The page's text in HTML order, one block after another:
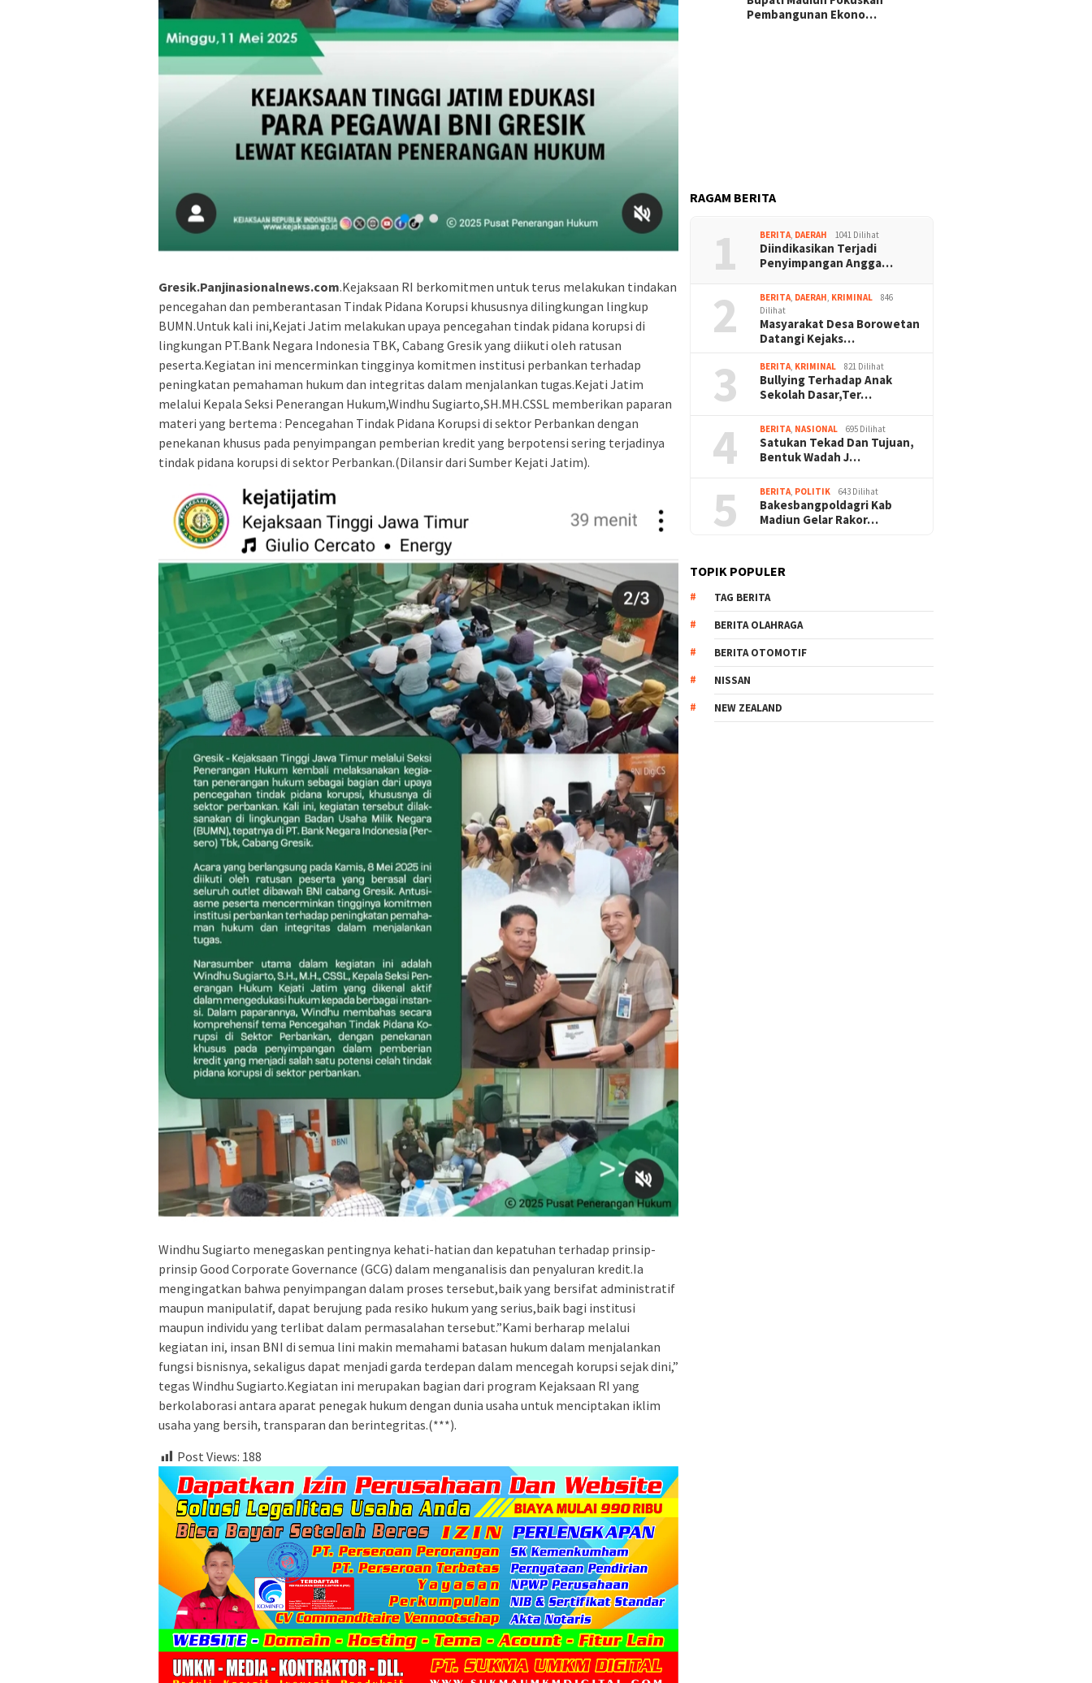
Gresik.Panjinasionalnews.com.Kejaksaan RI berkomitmen untuk terus melakukan tindakan
pencegahan dan pemberantasan Tindak Pidana Korupsi khususnya dilingkungan lingkup
BUMN.Untuk kali ini,Kejati Jatim melakukan upaya pencegahan tindak pidana korupsi di
lingkungan PT.Bank Negara Indonesia TBK, Cabang Gresik yang diikuti oleh ratusan
peserta.Kegiatan ini mencerminkan tingginya komitmen institusi perbankan terhadap
peningkatan pemahaman hukum dan integritas dalam menjalankan tugas.Kejati Jatim
melalui Kepala Seksi Penerangan Hukum,Windhu Sugiarto,SH.MH.CSSL memberikan paparan
materi yang bertema : Pencegahan Tindak Pidana Korupsi di sektor Perbankan dengan
penekanan khusus pada penyimpangan pemberian kredit yang berpotensi sering terjadinya
tindak pidana korupsi di sektor Perbankan.(Dilansir dari Sumber Kejati Jatim).
Windhu Sugiarto menegaskan pentingnya kehati-hatian dan kepatuhan terhadap prinsip-
prinsip Good Corporate Governance (GCG) dalam menganalisis dan penyaluran kredit.Ia
mengingatkan bahwa penyimpangan dalam proses tersebut,baik yang bersifat administratif
maupun manipulatif, dapat berujung pada resiko hukum yang serius,baik bagi institusi
maupun individu yang terlibat dalam permasalahan tersebut.”Kami berharap melalui
kegiatan ini, insan BNI di semua lini makin memahami batasan hukum dalam menjalankan
fungsi bisnisnya, sekaligus dapat menjadi garda terdepan dalam mencegah korupsi sejak dini,”
tegas Windhu Sugiarto.Kegiatan ini merupakan bagian dari program Kejaksaan RI yang
berkolaborasi antara aparat penegak hukum dengan dunia usaha untuk menciptakan iklim
usaha yang bersih, transparan dan berintegritas.(***).
Post Views: 188
Pembangunan Ekono…
RAGAM BERITA
1 BERITA, DAERAH 1041 Dilihat
Diindikasikan Terjadi
Penyimpangan Angga…
2 BERITA, DAERAH, KRIMINAL
846
Dilihat
Masyarakat Desa Borowetan
Datangi Kejaks…
3 BERITA, KRIMINAL 821 Dilihat
Bullying Terhadap Anak
Sekolah Dasar,Ter…
4 BERITA, NASIONAL 695 Dilihat
Satukan Tekad Dan Tujuan,
Bentuk Wadah J…
5 BERITA, POLITIK 643 Dilihat
Bakesbangpoldagri Kab
Madiun Gelar Rakor…
TOPIK POPULER
TAG BERITA
BERITA OLAHRAGA
BERITA OTOMOTIF
NISSAN
NEW ZEALAND